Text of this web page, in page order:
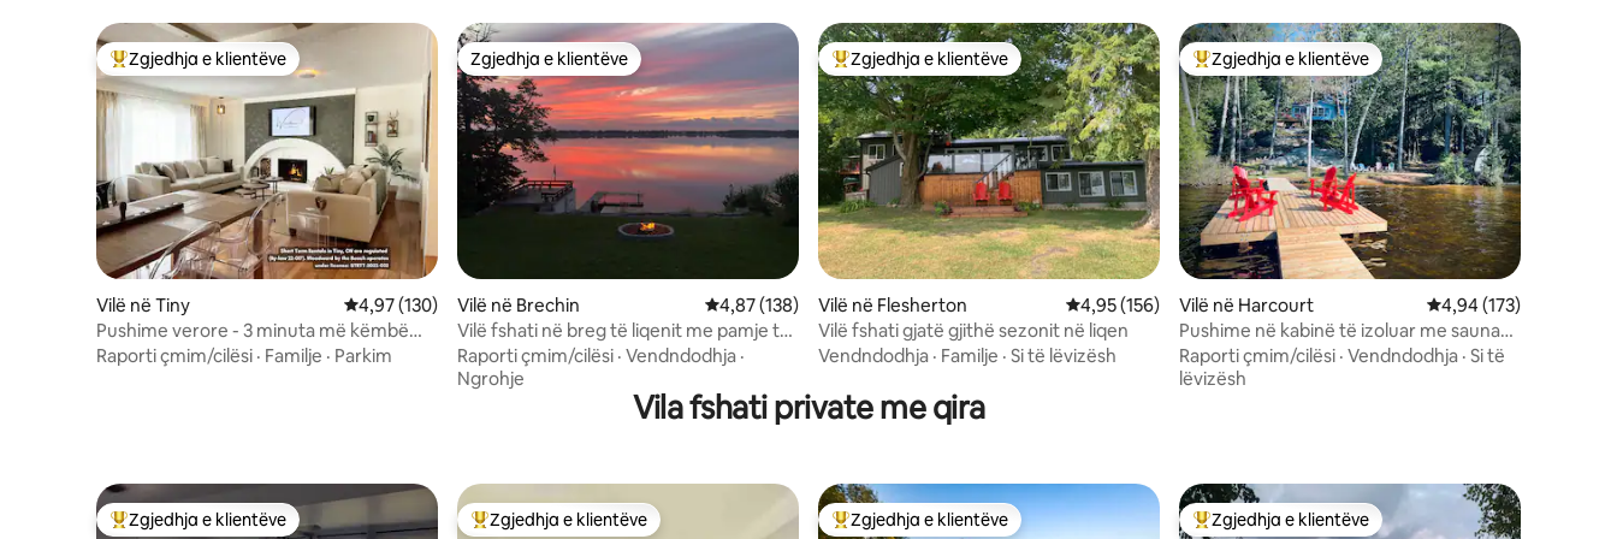
Më të mirat e zgjedhjeve të klientëve
Zgjedhja e klientëve
Vilë në Tiny Vlerësimi mesatar 4,97 nga 5, 130 vlerësime
4,97 (130)
Pushime verore - 3 minuta më këmbë
deri në plazh, të pastra dhe komode
Raporti çmim/cilësi · Familje · Parkim
Zgjedhja e klientëve
Zgjedhja e klientëve
Vilë në Brechin Vlerësimi mesatar 4,87 nga 5, 138 vlerësime
4,87 (138)
Vilë fshati në breg të liqenit me pamje të
mrekullueshme nga perëndimi i diellit
Raporti çmim/cilësi · Vendndodhja ·
Ngrohje
Më të mirat e zgjedhjeve të klientëve
Zgjedhja e klientëve
Vilë në Flesherton Vlerësimi mesatar 4,95 nga 5, 156 vlerësime
4,95 (156)
Vilë fshati gjatë gjithë sezonit në liqen
Vendndodhja · Familje · Si të lëvizësh
Më të mirat e zgjedhjeve të klientëve
Zgjedhja e klientëve
Vilë në Harcourt Vlerësimi mesatar
4,94 (173)
Pushime në kabinë të izoluar me sauna
buzë liqenit
Raporti çmim/cilësi · Vendndodhja · Si të
lëvizësh
Vila fshati private me qira
Më të mirat e zgjedhjeve të klientëve
Zgjedhja e klientëve Më të mirat e zgjedhjeve të klientëve
Zgjedhja e klientëve Më të mirat e zgjedhjeve të klientëve
Zgjedhja e klientëve Më të mirat e zgjedhjeve të klientëve
Zgjedhja e klientëve